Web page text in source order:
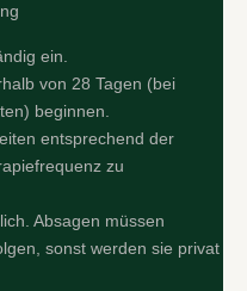
ein.
von 28 Tagen (bei
beginnen.
entsprechend der
zu
Absagen müssen
sonst werden sie privat